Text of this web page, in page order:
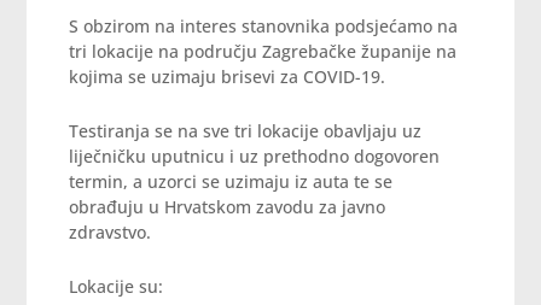
S obzirom na interes stanovnika podsjećamo na
tri lokacije na području Zagrebačke županije na
kojima se uzimaju brisevi za COVID-19.
Testiranja se na sve tri lokacije obavljaju uz
liječničku uputnicu i uz prethodno dogovoren
termin, a uzorci se uzimaju iz auta te se
obrađuju u Hrvatskom zavodu za javno
zdravstvo.
Lokacije su: